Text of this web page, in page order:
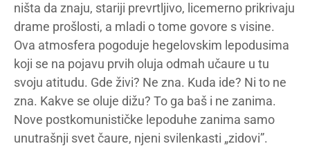
ništa da znaju, stariji prevrtljivo, licemerno prikrivaju
drame prošlosti, a mladi o tome govore s visine.
Ova atmosfera pogoduje hegelovskim lepodusima
koji se na pojavu prvih oluja odmah učaure u tu
svoju atitudu. Gde živi? Ne zna. Kuda ide? Ni to ne
zna. Kakve se oluje dižu? To ga baš i ne zanima.
Nove postkomunističke lepoduhe zanima samo
unutrašnji svet čaure, njeni svilenkasti „zidovi”.